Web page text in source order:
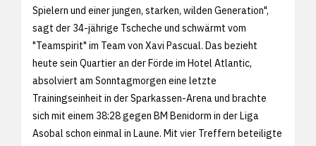
Spielern und einer jungen, starken, wilden Generation",
sagt der 34-jährige Tscheche und schwärmt vom
"Teamspirit" im Team von Xavi Pascual. Das bezieht
heute sein Quartier an der Förde im Hotel Atlantic,
absolviert am Sonntagmorgen eine letzte
Trainingseinheit in der Sparkassen-Arena und brachte
sich mit einem 38:28 gegen BM Benidorm in der Liga
Asobal schon einmal in Laune. Mit vier Treffern beteiligte